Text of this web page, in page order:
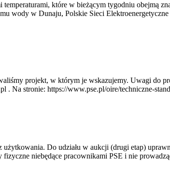
które w bieżącym tygodniu obejmą
w Dunaju, Polskie Sieci Elektroenergetyczne
projekt, w którym je wskazujemy. Uwagi do
. Na stronie: https://www.pse.pl/oire/techniczne-
Do udziału w aukcji (drugi etap)
niebędące pracownikami PSE i nie